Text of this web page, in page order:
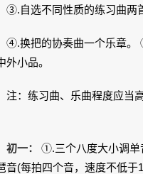
选不同性质的练习曲两首
把的协奏曲一个乐章。
外小品。
：练习曲、乐曲程度应当
初一：
①.三个八度大小调单
音(每拍四个音，速度不低于